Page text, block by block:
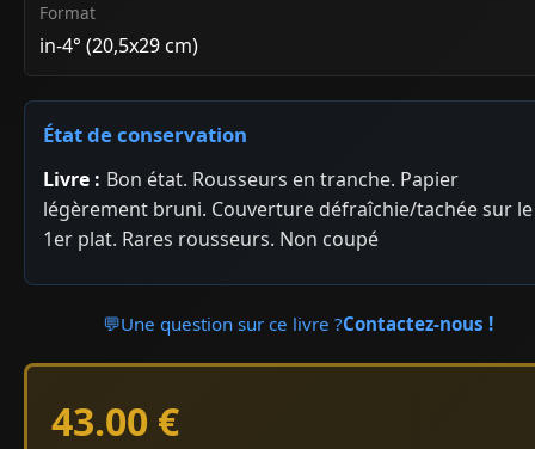
Format
in-4° (20,5x29 cm)
État de conservation
Livre : Bon état. Rousseurs en tranche. Papier
légèrement bruni. Couverture défraîchie/tachée sur le
1er plat. Rares rousseurs. Non coupé
💬Une question sur ce livre ?Contactez-nous !
43.00 €